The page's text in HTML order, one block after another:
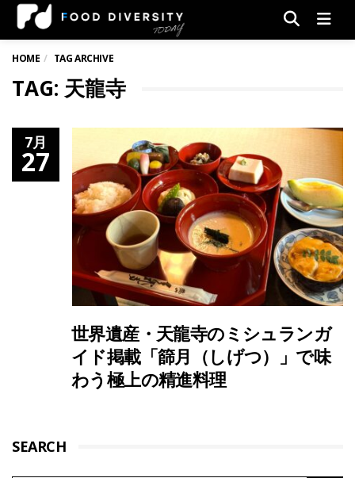
HOME TAG ARCHIVE
TAG: 天龍寺
7月
27
世界遺産・天龍寺のミシュランガ
イド掲載「篩月（しげつ）」で味
わう極上の精進料理
SEARCH